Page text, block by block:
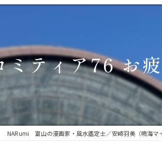
ミティア76 お
NARumi 富山の漫画家・風水鑑定士／安崎羽美（鳴海マ